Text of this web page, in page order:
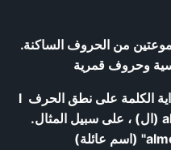
من الحروف الساكنة.
وحروف قمرية
لا يؤثر الحرف القمري في بداية الكلمة على نطق الحرف l
(لام) المتعلق بأداة التعريف al (ال) ، على سبيل المثال.
"alferes" (الفارس)، "almeida" (اسم عائلة)